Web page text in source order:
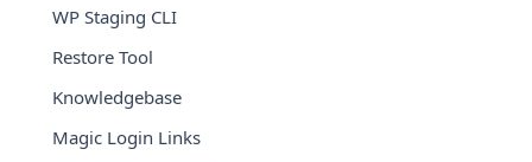
WP Staging CLI
Restore Tool
Knowledgebase
Magic Login Links